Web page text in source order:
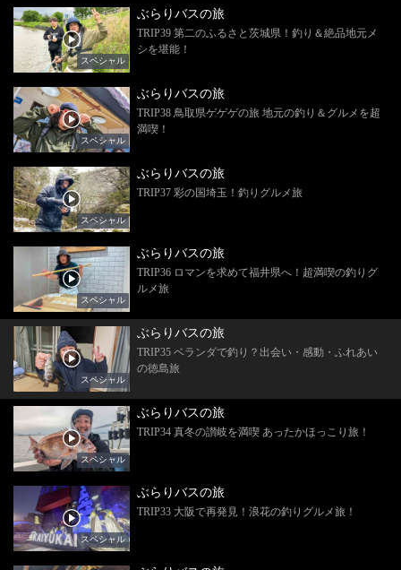
スペシャル
ぶらりバスの旅
TRIP39 第二のふるさと茨城県！釣り＆絶品地元メ
シを堪能！
スペシャル
ぶらりバスの旅
TRIP38 鳥取県ゲゲゲの旅 地元の釣り＆グルメを超
満喫！
スペシャル
ぶらりバスの旅
TRIP37 彩の国埼玉！釣りグルメ旅
スペシャル
ぶらりバスの旅
TRIP36 ロマンを求めて福井県へ！超満喫の釣りグ
ルメ旅
スペシャル
ぶらりバスの旅
TRIP35 ベランダで釣り？出会い・感動・ふれあい
の徳島旅
スペシャル
ぶらりバスの旅
TRIP34 真冬の讃岐を満喫 あったかほっこり旅！
スペシャル
ぶらりバスの旅
TRIP33 大阪で再発見！浪花の釣りグルメ旅！